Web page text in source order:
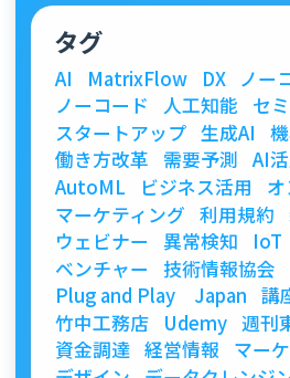
タグ
AI MatrixFlow DX
ノー
ノーコード
人工知能
セ
スタートアップ 生成AI
働き方改革
需要予測 AI
AutoML
ビジネス活用
マーケティング 利用規約
ウェビナー
異常検知 IoT
ベンチャー
技術情報協会
Plug and Play Japan 講
竹中工務店
Udemy 週刊
資金調達 経営情報 マー